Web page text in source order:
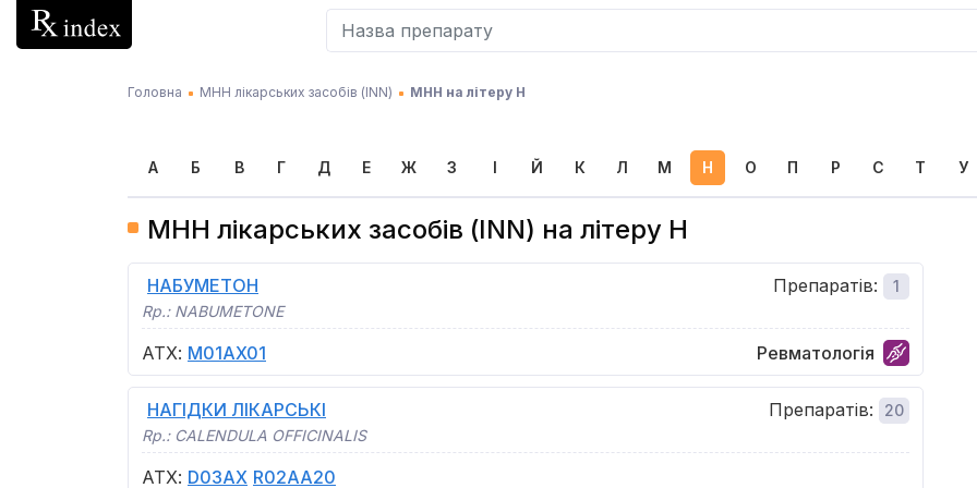
Головна МНН лікарських засобів (INN) МНН на літеру Н
А Б В Г Д Е Ж З І Й К Л М Н О П Р С Т У
МНН лікарських засобів (INN) на літеру Н
НАБУМЕТОН
Rp.: NABUMETONE
Препаратів: 1
АТХ: M01AX01 Ревматологія
НАГІДКИ ЛІКАРСЬКІ
Rp.: CALENDULA OFFICINALIS
Препаратів: 20
АТХ: D03AX R02AA20